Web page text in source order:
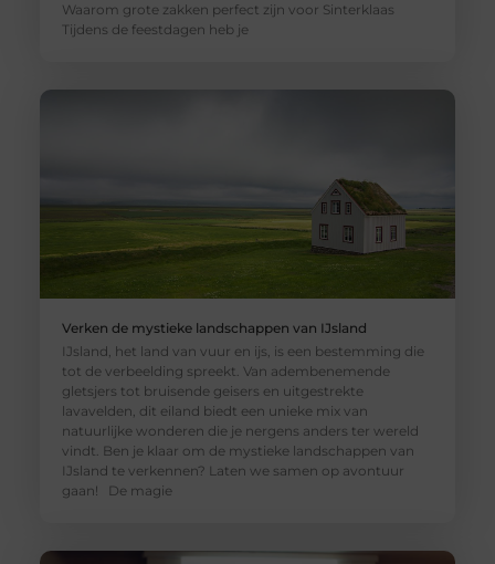
Waarom grote zakken perfect zijn voor Sinterklaas
Tijdens de feestdagen heb je
Verken de mystieke landschappen van IJsland
IJsland, het land van vuur en ijs, is een bestemming die
tot de verbeelding spreekt. Van adembenemende
gletsjers tot bruisende geisers en uitgestrekte
lavavelden, dit eiland biedt een unieke mix van
natuurlijke wonderen die je nergens anders ter wereld
vindt. Ben je klaar om de mystieke landschappen van
IJsland te verkennen? Laten we samen op avontuur
gaan! De magie